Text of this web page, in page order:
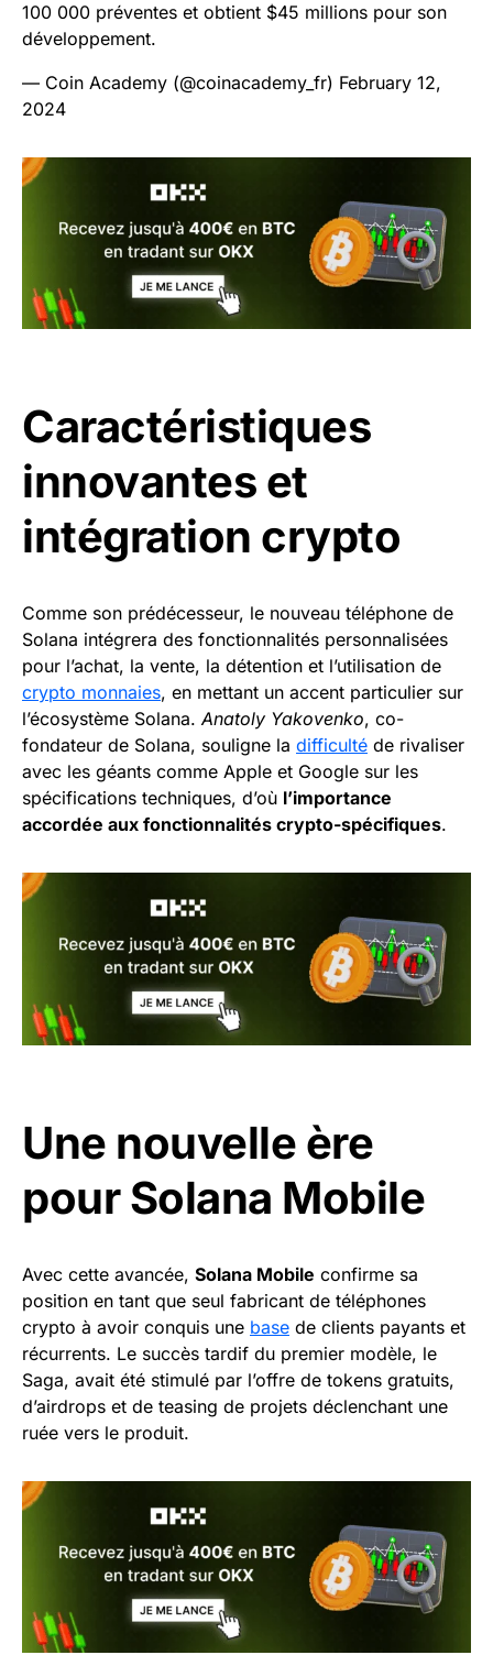
100 000 préventes et obtient $45 millions pour son
développement.
— Coin Academy (@coinacademy_fr) February 12,
2024
Caractéristiques
innovantes et
intégration crypto
Comme son prédécesseur, le nouveau téléphone de
Solana intégrera des fonctionnalités personnalisées
pour l’achat, la vente, la détention et l’utilisation de
crypto monnaies, en mettant un accent particulier sur
l’écosystème Solana.Anatoly Yakovenko, co-
fondateur de Solana, souligne la difficulté de rivaliser
avec les géants comme Apple et Google sur les
spécifications techniques, d’où l’importance
accordée aux fonctionnalités crypto-spécifiques.
Une nouvelle ère
pour Solana Mobile
Avec cette avancée, Solana Mobile confirme sa
position en tant que seul fabricant de téléphones
crypto à avoir conquis une base de clients payants et
récurrents. Le succès tardif du premier modèle, le
Saga, avait été stimulé par l’offre de tokens gratuits,
d’airdrops et de teasing de projets déclenchant une
ruée vers le produit.